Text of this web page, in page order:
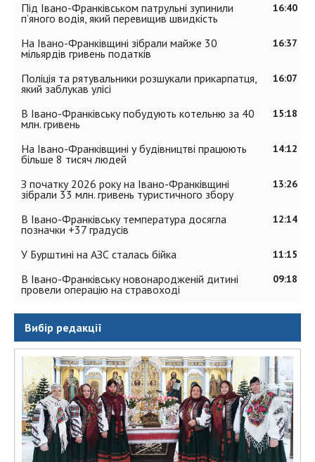
16:40
Під Івано-Франківськом патрульні зупинили
п’яного водія, який перевищив швидкість
16:37
На Івано-Франківщині зібрали майже 30
мільярдів гривень податків
16:07
Поліція та рятувальники розшукали прикарпатця,
який заблукав улісі
15:18
В Івано-Франківську побудують котельню за 40
млн. гривень
14:12
На Івано-Франківщині у будівництві працюють
більше 8 тисяч людей
13:26
З початку 2026 року на Івано-Франківщині
зібрали 33 млн. гривень туристичного збору
12:14
В Івано-Франківську температура досягла
позначки +37 градусів
11:15
У Бурштині на АЗС сталась бійка
09:18
В Івано-Франківську новонародженій дитині
провели операцію на стравоході
Вибір редакції